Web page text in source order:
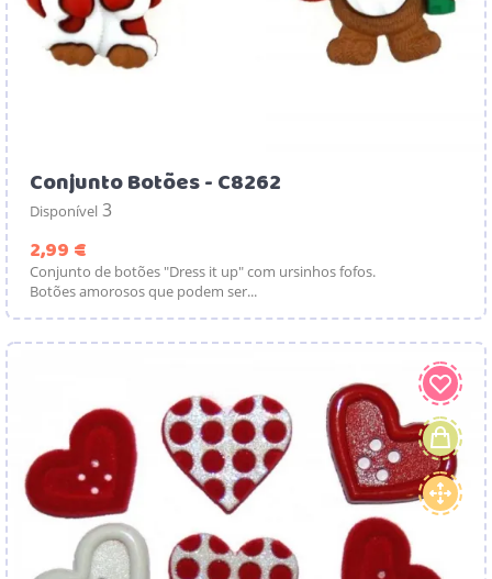
Conjunto Botões - C8262
Disponível 3
2,99 €
Conjunto de botões "Dress it up" com ursinhos fofos.
Botões amorosos que podem ser...